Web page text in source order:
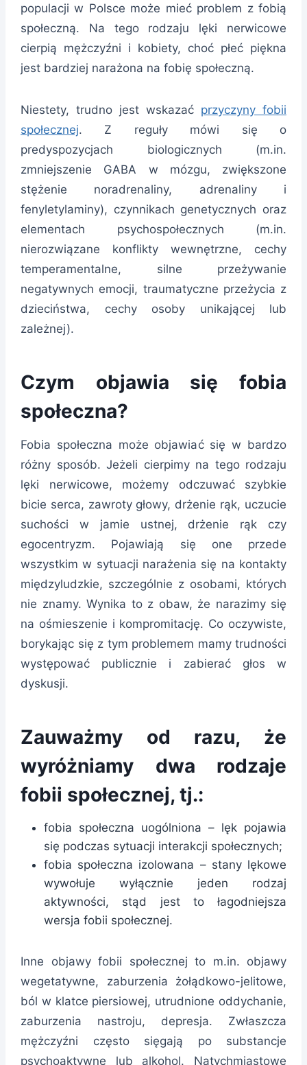
populacji w Polsce może mieć problem z fobią
społeczną. Na tego rodzaju lęki nerwicowe
cierpią mężczyźni i kobiety, choć płeć piękna
jest bardziej narażona na fobię społeczną.
Niestety, trudno jest wskazać przyczyny fobii
społecznej. Z reguły mówi się o
predyspozycjach biologicznych (m.in.
zmniejszenie GABA w mózgu, zwiększone
stężenie noradrenaliny, adrenaliny i
fenyletylaminy), czynnikach genetycznych oraz
elementach psychospołecznych (m.in.
nierozwiązane konflikty wewnętrzne, cechy
temperamentalne, silne przeżywanie
negatywnych emocji, traumatyczne przeżycia z
dzieciństwa, cechy osoby unikającej lub
zależnej).
Czym objawia się fobia
społeczna?
Fobia społeczna może objawiać się w bardzo
różny sposób. Jeżeli cierpimy na tego rodzaju
lęki nerwicowe, możemy odczuwać szybkie
bicie serca, zawroty głowy, drżenie rąk, uczucie
suchości w jamie ustnej, drżenie rąk czy
egocentryzm. Pojawiają się one przede
wszystkim w sytuacji narażenia się na kontakty
międzyludzkie, szczególnie z osobami, których
nie znamy. Wynika to z obaw, że narazimy się
na ośmieszenie i kompromitację. Co oczywiste,
borykając się z tym problemem mamy trudności
występować publicznie i zabierać głos w
dyskusji.
Zauważmy od razu, że
wyróżniamy dwa rodzaje
fobii społecznej, tj.:
fobia społeczna uogólniona – lęk pojawia
się podczas sytuacji interakcji społecznych;
fobia społeczna izolowana – stany lękowe
wywołuje wyłącznie jeden rodzaj
aktywności, stąd jest to łagodniejsza
wersja fobii społecznej.
Inne objawy fobii społecznej to m.in. objawy
wegetatywne, zaburzenia żołądkowo-jelitowe,
ból w klatce piersiowej, utrudnione oddychanie,
zaburzenia nastroju, depresja. Zwłaszcza
mężczyźni często sięgają po substancje
psychoaktywne lub alkohol. Natychmiastowe